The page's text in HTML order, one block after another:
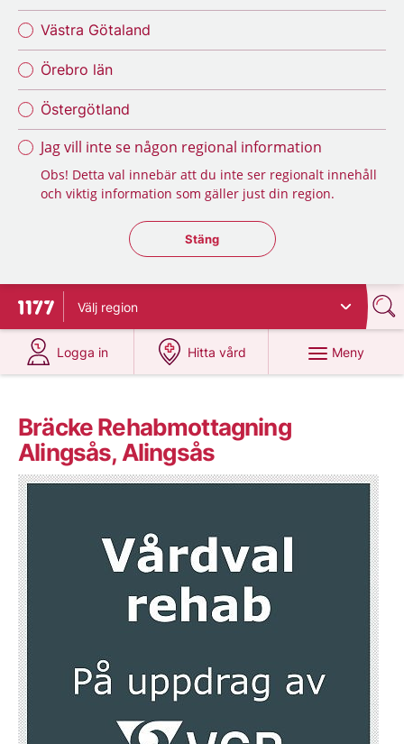
Västra Götaland
Örebro län
Östergötland
Jag vill inte se någon regional information
Obs! Detta val innebär att du inte ser regionalt innehåll
och viktig information som gäller just din region.
Stäng regionsväljaren
Stäng
Till startsidan för 1177
Välj region
Logga in
på 1177.se
Hitta vård
på 1177.se
Meny
Bräcke Rehabmottagning
Alingsås, Alingsås